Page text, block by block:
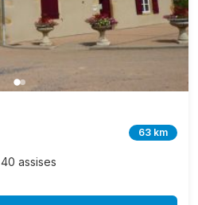
63 km
40 assises